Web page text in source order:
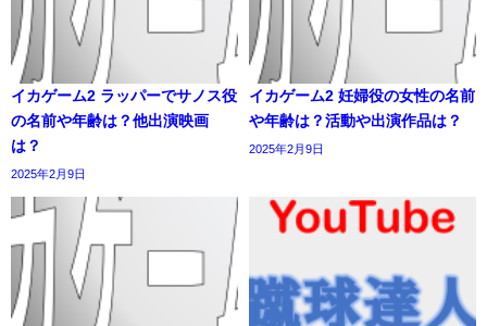
イカゲーム2 ラッパーでサノス役
の名前や年齢は？他出演映画
は？
2025年2月9日
イカゲーム2 妊婦役の女性の名前
や年齢は？活動や出演作品は？
2025年2月9日